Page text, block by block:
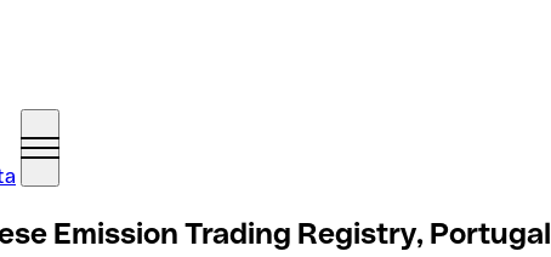
Emission Trading Registry, Portugal